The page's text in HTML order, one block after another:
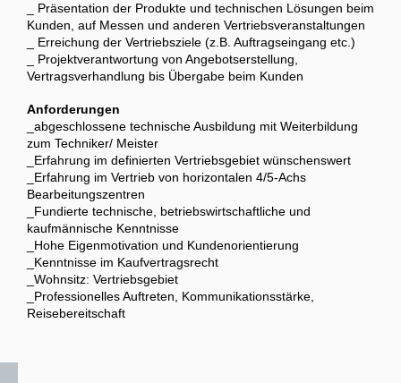
_ Präsentation der Produkte und technischen Lösungen beim
Kunden, auf Messen und anderen Vertriebsveranstaltungen
_ Erreichung der Vertriebsziele (z.B. Auftragseingang etc.)
_ Projektverantwortung von Angebotserstellung,
Vertragsverhandlung bis Übergabe beim Kunden
Anforderungen
_abgeschlossene technische Ausbildung mit Weiterbildung
zum Techniker/ Meister
_Erfahrung im definierten Vertriebsgebiet wünschenswert
_Erfahrung im Vertrieb von horizontalen 4/5-Achs
Bearbeitungszentren
_Fundierte technische, betriebswirtschaftliche und
kaufmännische Kenntnisse
_Hohe Eigenmotivation und Kundenorientierung
_Kenntnisse im Kaufvertragsrecht
_Wohnsitz: Vertriebsgebiet
_Professionelles Auftreten, Kommunikationsstärke,
Reisebereitschaft